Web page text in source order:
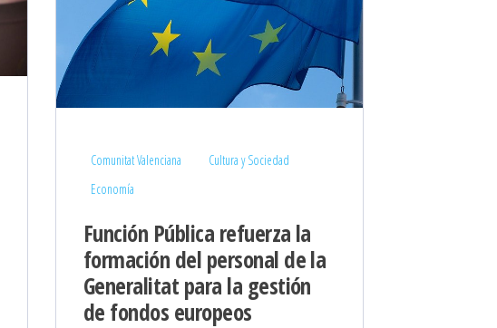
Comunitat Valenciana
Cultura y Sociedad
Economía
Función Pública refuerza la
formación del personal de la
Generalitat para la gestión
de fondos europeos